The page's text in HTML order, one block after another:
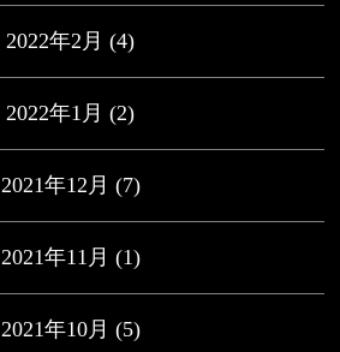
2022年2月 (4)
2022年1月 (2)
2021年12月 (7)
2021年11月 (1)
2021年10月 (5)